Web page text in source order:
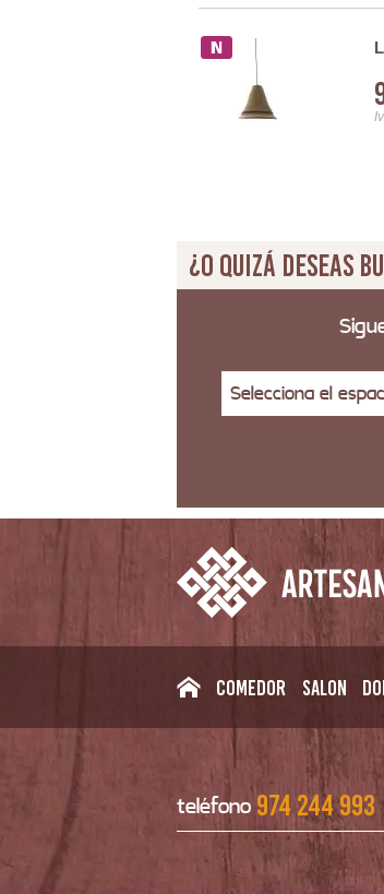
¿O quizá deseas
Selecciona el
Comedor Salon
teléfono974 244 993